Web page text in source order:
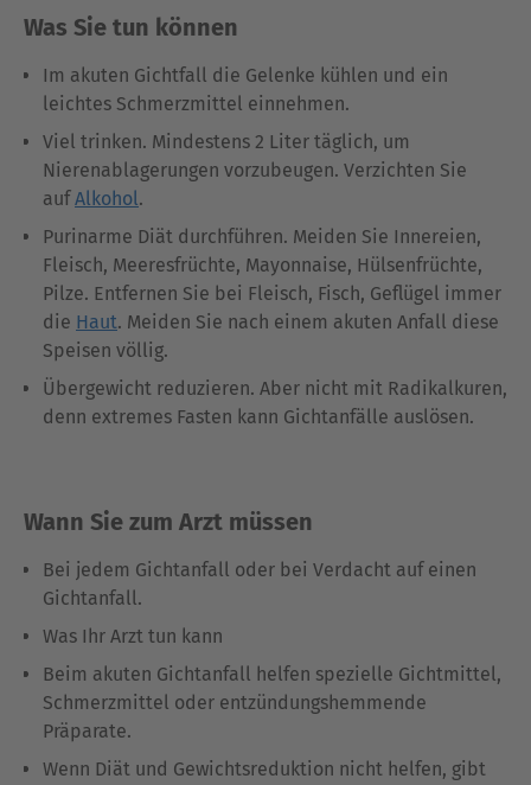
Was Sie tun können
Im akuten Gichtfall die Gelenke kühlen und ein
leichtes Schmerzmittel einnehmen.
Viel trinken. Mindestens 2 Liter täglich, um
Nierenablagerungen vorzubeugen. Verzichten Sie
aufAlkohol.
Purinarme Diät durchführen. Meiden Sie Innereien,
Fleisch, Meeresfrüchte, Mayonnaise, Hülsenfrüchte,
Pilze. Entfernen Sie bei Fleisch, Fisch, Geflügel immer
die Haut. Meiden Sie nach einem akuten Anfall diese
Speisen völlig.
Übergewicht reduzieren. Aber nicht mit Radikalkuren,
denn extremes Fasten kann Gichtanfälle auslösen.
Wann Sie zum Arzt müssen
Bei jedem Gichtanfall oder bei Verdacht auf einen
Gichtanfall.
Was Ihr Arzt tun kann
Beim akuten Gichtanfall helfen spezielle Gichtmittel,
Schmerzmittel oder entzündungshemmende
Präparate.
Wenn Diät und Gewichtsreduktion nicht helfen, gibt